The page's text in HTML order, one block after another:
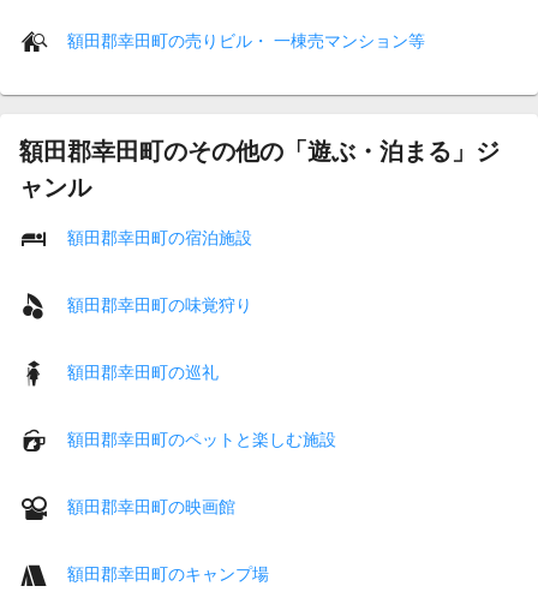
額田郡幸田町の売りビル・ 一棟売マンション等
額田郡幸田町のその他の「遊ぶ・泊まる」ジ
ャンル
額田郡幸田町の宿泊施設
額田郡幸田町の味覚狩り
額田郡幸田町の巡礼
額田郡幸田町のペットと楽しむ施設
額田郡幸田町の映画館
額田郡幸田町のキャンプ場